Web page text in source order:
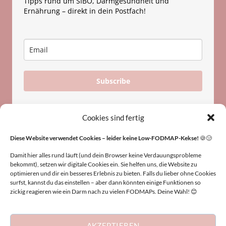
Cookies sind fertig
Diese Website verwendet Cookies – leider keine Low-FODMAP-Kekse! 🍪😢
Damit hier alles rund läuft (und dein Browser keine Verdauungsprobleme
bekommt), setzen wir digitale Cookies ein. Sie helfen uns, die Website zu
optimieren und dir ein besseres Erlebnis zu bieten. Falls du lieber ohne Cookies
surfst, kannst du das einstellen – aber dann könnten einige Funktionen so
zickig reagieren wie ein Darm nach zu vielen FODMAPs. Deine Wahl! 😊
Ernährung – direkt in dein Postfach!
Subscribe
HINWEIS
Die Inhalte dieser Website dienen nur zu
Beratung. Keine Haftung für Folgen der Anwendung.